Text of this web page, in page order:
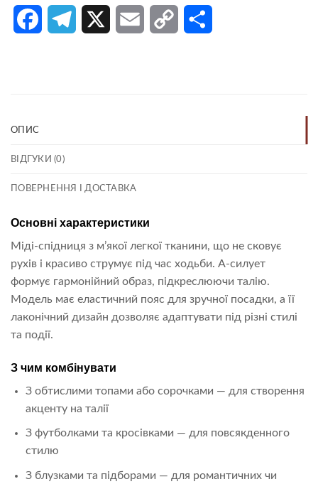
FacebookTelegram Email Copy
ОПИС
ВІДГУКИ (0)
ПОВЕРНЕННЯ І ДОСТАВКА
Основні характеристики
Міді-спідниця з м’якої легкої тканини, що не сковує
рухів і красиво струмує під час ходьби. А-силует
формує гармонійний образ, підкреслюючи талію.
Модель має еластичний пояс для зручної посадки, а її
лаконічний дизайн дозволяє адаптувати під різні стилі
та події.
З чим комбінувати
З обтислими топами або сорочками — для створення
акценту на талії
З футболками та кросівками — для повсякденного
стилю
З блузками та підборами — для романтичних чи